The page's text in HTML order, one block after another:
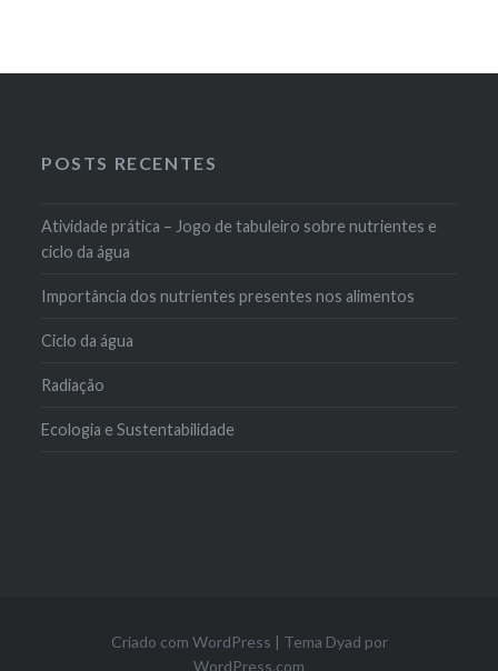
POSTS RECENTES
Atividade prática – Jogo de tabuleiro sobre nutrientes e
ciclo da água
Importância dos nutrientes presentes nos alimentos
Ciclo da água
Radiação
Ecologia e Sustentabilidade
Criado com WordPress | Tema Dyad por
WordPress.com